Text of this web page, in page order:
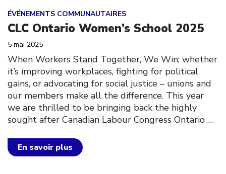
ÉVÉNEMENTS COMMUNAUTAIRES
CLC Ontario Women’s School 2025
5 mai 2025
When Workers Stand Together, We Win; whether
it’s improving workplaces, fighting for political
gains, or advocating for social justice – unions and
our members make all the difference. This year
we are thrilled to be bringing back the highly
sought after Canadian Labour Congress Ontario …
En savoir plus
Click to open the link